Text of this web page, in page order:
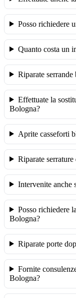
Posso richiedere
Quanto costa un
Riparate
Effettuate la
Bologna?
Aprite casseforti
Riparate
Intervenite anche
Posso richiedere
Bologna?
Riparate porte
Fornite
Bologna?